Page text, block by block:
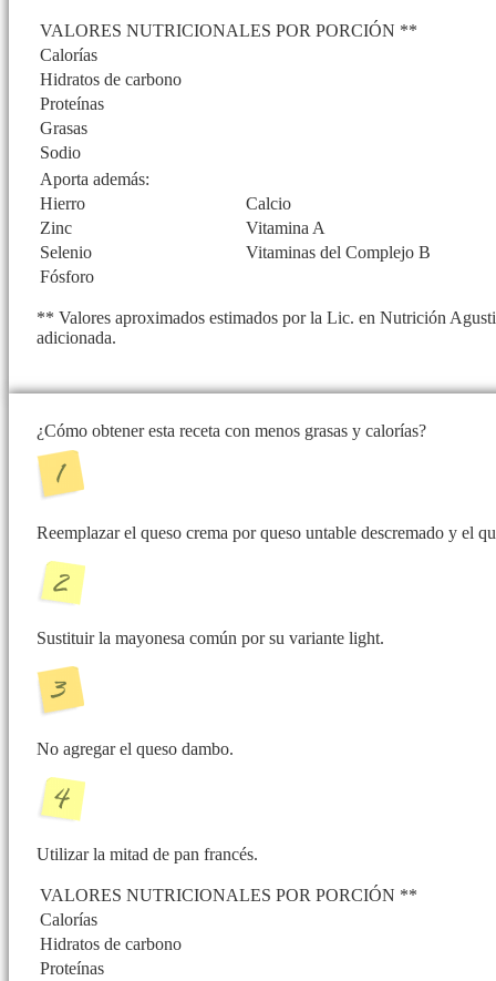
VALORES NUTRICIONALES POR PORCIÓN **
Calorías
Hidratos de carbono
Proteínas
Grasas
Sodio
Aporta además:
Hierro
Calcio
Zinc
Vitamina A
Selenio
Vitaminas del Complejo B
Fósforo
** Valores aproximados estimados por la Lic. en Nutrición
adicionada.
¿Cómo obtener esta receta con menos grasas y calorías?
Reemplazar el queso crema por queso untable descremado y el
Sustituir la mayonesa común por su variante light.
No agregar el queso dambo.
Utilizar la mitad de pan francés.
VALORES NUTRICIONALES POR PORCIÓN **
Calorías
Hidratos de carbono
Proteínas